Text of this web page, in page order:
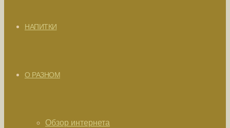
НАПИТКИ
О РАЗНОМ
Обзор интернета